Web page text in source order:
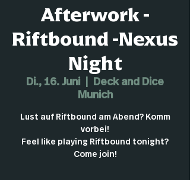
Afterwork -
Riftbound -Nexus
Night
Di., 16. Juni
Deck and Dice
Munich
Lust auf Riftbound am Abend? Komm
vorbei!
Feel like playing Riftbound tonight?
Come join!